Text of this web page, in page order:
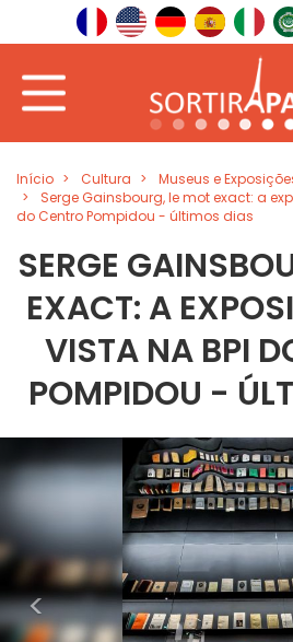
Início Cultura
Museus e
Serge Gainsbourg, le mot exact: a
do Centro Pompidou - últimos dias
SERGE
EXACT: A
VISTA NA BPI
POMPIDOU -
<